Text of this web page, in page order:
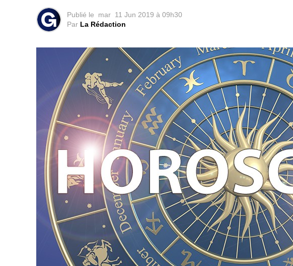
Publié le mar 11 Jun 2019 à 09h30
Par La Rédaction